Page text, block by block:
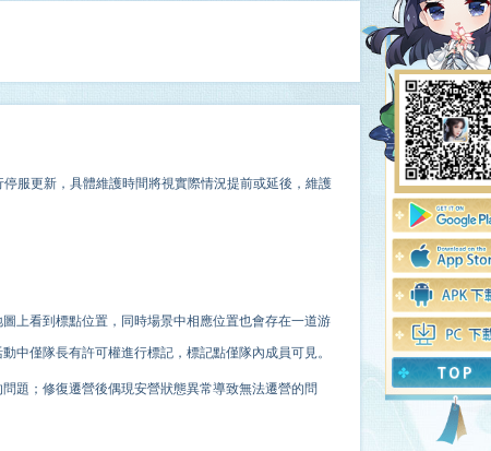
停服更新，具體維護時間將視實際情況提前或延後，維護
上看到標點位置，同時場景中相應位置也會存在一道游
中僅隊長有許可權進行標記，標記點僅隊內成員可見。
題；修復遷營後偶現安營狀態異常導致無法遷營的問